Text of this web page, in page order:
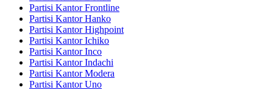
Partisi Kantor Frontline
Partisi Kantor Hanko
Partisi Kantor Highpoint
Partisi Kantor Ichiko
Partisi Kantor Inco
Partisi Kantor Indachi
Partisi Kantor Modera
Partisi Kantor Uno